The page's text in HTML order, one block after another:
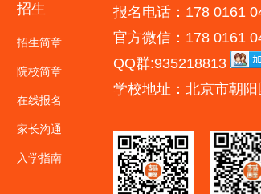
招生
招生简章
院校简章
在线报名
家长沟通
入学指南
报名电话：178 0161
官方微信：178 0161
QQ群:935218813
学校地址：北京市朝阳